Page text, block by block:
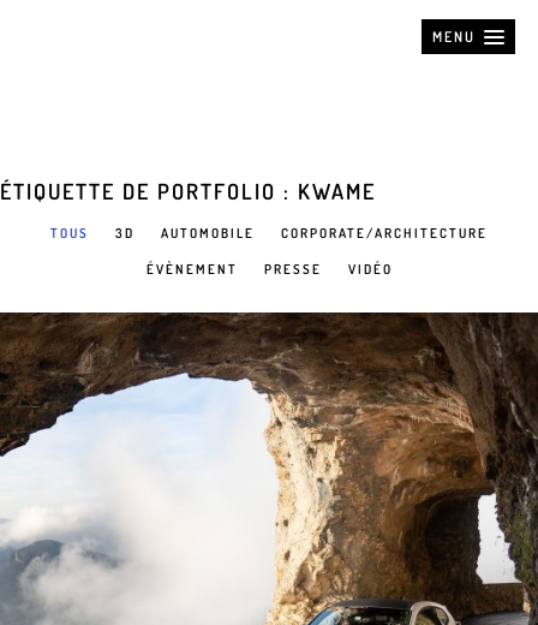
MENU
ÉTIQUETTE DE PORTFOLIO : KWAME
TOUS 3D AUTOMOBILE CORPORATE/ARCHITECTURE
ÉVÈNEMENT PRESSE VIDÉO